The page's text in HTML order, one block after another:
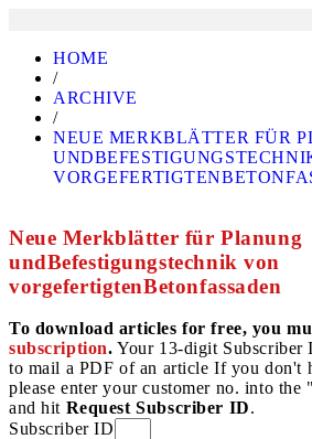
HOME
/
ARCHIVE
/
NEUE MERKBLÄTTER FÜR
Neue Merkblätter für Planung
undBefestigungstechnik von
vorgefertigtenBetonfassaden
To download articles for free, you
subscription. Your 13-digit Subscriber
to mail a PDF of an article If you don't
please enter your customer no. into
and hit Request Subscriber ID.
Subscriber ID